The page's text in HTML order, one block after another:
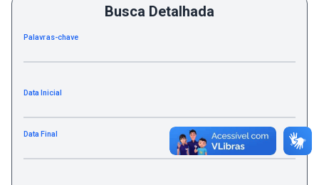
Busca Detalhada
Palavras-chave
Data Inicial
Data Final